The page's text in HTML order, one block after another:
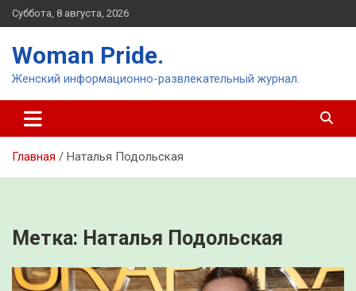
Перейти
к
Суббота, 8 августа, 2026
Woman Pride.
Женский информационно-развлекательный журнал.
Главная Наталья Подольская
Метка: Наталья Подольская